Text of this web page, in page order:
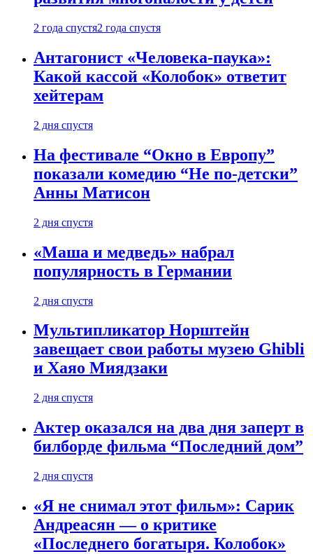
2 года спустя2 года спустя
Антагонист «Человека-паука»:
Какой кассой «Колобок» ответит
хейтерам
2 дня спустя
На фестивале “Окно в Европу”
показали комедию “Не по-детски”
Анны Матисон
2 дня спустя
«Маша и медведь» набрал
популярность в Германии
2 дня спустя
Мультипликатор Норштейн
завещает свои работы музею Ghibli
и Хаяо Миядзаки
2 дня спустя
Актер оказался на два дня заперт в
билборде фильма “Последний дом”
2 дня спустя
«Я не снимал этот фильм»: Сарик
Андреасян — о критике
«Последнего богатыря. Колобок»